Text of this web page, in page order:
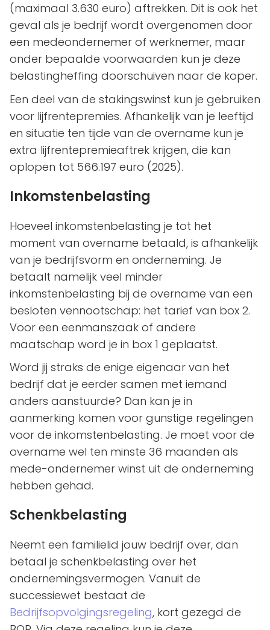
(maximaal 3.630 euro) aftrekken. Dit is ook het
geval als je bedrijf wordt overgenomen door
een medeondernemer of werknemer, maar
onder bepaalde voorwaarden kun je deze
belastingheffing doorschuiven naar de koper.
Een deel van de stakingswinst kun je gebruiken
voor lijfrentepremies. Afhankelijk van je leeftijd
en situatie ten tijde van de overname kun je
extra lijfrentepremieaftrek krijgen, die kan
oplopen tot 566.197 euro (2025).
Inkomstenbelasting
Hoeveel inkomstenbelasting je tot het
moment van overname betaald, is afhankelijk
van je bedrijfsvorm en onderneming. Je
betaalt namelijk veel minder
inkomstenbelasting bij de overname van een
besloten vennootschap: het tarief van box 2.
Voor een eenmanszaak of andere
maatschap word je in box 1 geplaatst.
Word jij straks de enige eigenaar van het
bedrijf dat je eerder samen met iemand
anders aanstuurde? Dan kan je in
aanmerking komen voor gunstige regelingen
voor de inkomstenbelasting. Je moet voor de
overname wel ten minste 36 maanden als
mede-ondernemer winst uit de onderneming
hebben gehad.
Schenkbelasting
Neemt een familielid jouw bedrijf over, dan
betaal je schenkbelasting over het
ondernemingsvermogen. Vanuit de
successiewet bestaat de
Bedrijfsopvolgingsregeling, kort gezegd de